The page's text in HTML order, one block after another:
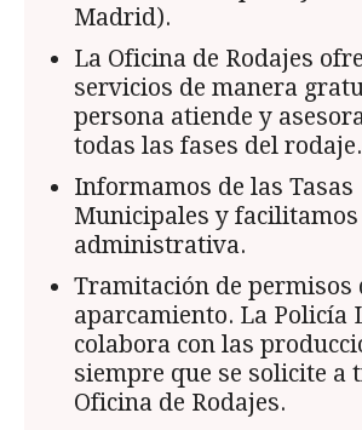
Madrid).
La Oficina de Rodajes
servicios de manera
persona atiende y
todas las fases del rodaje.
Informamos de las Tasas
Municipales y
administrativa.
Tramitación de permisos
aparcamiento. La Policía
colabora con las
siempre que se solicite a
Oficina de Rodajes.